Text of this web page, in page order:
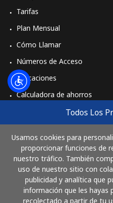
Todos Los
Usamos cookies para
proporcionar funciones de
nuestro tráfico. También
uso de nuestro sitio con
publicidad y analítica que
información que les hayas
recolectado a partir de tu
Tarifas
Plan Mensual
Cómo Llamar
Números de Acceso
Aplicaciones
Calculadora de ahorros
Comprar
Cómo funciona